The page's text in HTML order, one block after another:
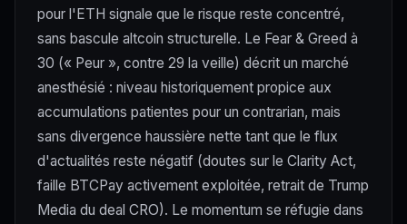
pour l'ETH signale que le risque reste concentré,
sans bascule altcoin structurelle. Le Fear & Greed à
30 (« Peur », contre 29 la veille) décrit un marché
anesthésié : niveau historiquement propice aux
accumulations patientes pour un contrarian, mais
sans divergence haussière nette tant que le flux
d'actualités reste négatif (doutes sur le Clarity Act,
faille BTCPay activement exploitée, retrait de Trump
Media du deal CRO). Le momentum se réfugie dans